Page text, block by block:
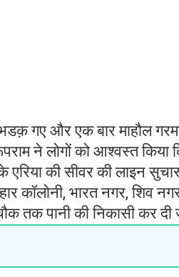
भडक़ गए और एक बार माहौल
ने लोगों को आश्वस्त किया
एरिया की सीवर की लाइन
कॉलोनी, भारत नगर, शिव
तक पानी की निकासी कर दी